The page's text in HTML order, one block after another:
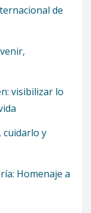
de
visibilizar lo
cuidarlo y
Homenaje a